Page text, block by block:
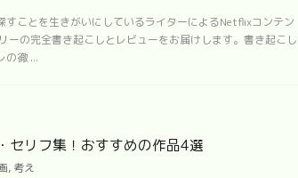
すことを生きがいにしているライターによるNetflixコンテン
ーの完全書き起こしとレビューをお届けします。書き起こし
の徹 ...
セリフ集！おすすめの作品4選
, 考え